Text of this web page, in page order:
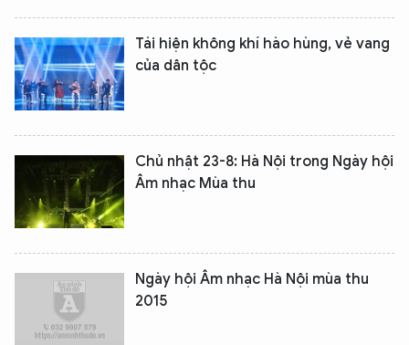
Tái hiện không khí hào hùng, vẻ vang
của dân tộc
Chủ nhật 23-8: Hà Nội trong Ngày hội
Âm nhạc Mùa thu
Ngày hội Âm nhạc Hà Nội mùa thu
2015